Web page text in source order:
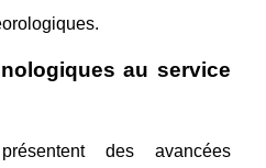
au service
des avancées